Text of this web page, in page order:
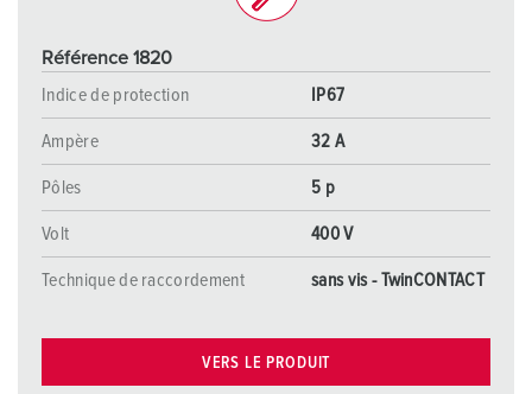
Référence 1820
Indice de protection
IP67
Ampère 32 A
Pôles 5 p
Volt 400 V
Technique de raccordement sans vis - TwinCONTACT
VERS LE PRODUIT